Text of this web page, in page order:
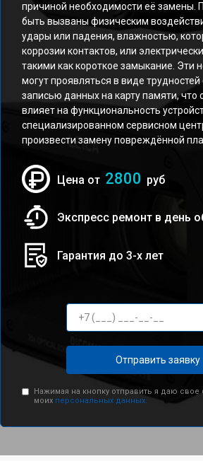
причиной необходимости её замены.
быть вызваны физическим
удары или падения, влажностью,
коррозии контактов, или
такими как короткое замыкание. Эти
могут проявляться в виде трудностей
записью данных на карту памяти, что
влияет на функциональность
специализированном сервисном
произвести замену повреждённой
Цена от 2800 руб
Экспресс ремонт в день
Гарантия до 3-х лет
Отправить заявку
Нажимая на кнопку отправить я даю свое
моих персональных данных.